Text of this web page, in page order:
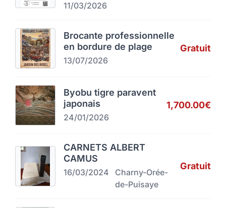
11/03/2026
Brocante professionnelle
en bordure de plage
13/07/2026
Gratuit
Byobu tigre paravent
japonais
24/01/2026
1,700.00€
CARNETS ALBERT
CAMUS
16/03/2024
Charny-Orée-
de-Puisaye
Gratuit